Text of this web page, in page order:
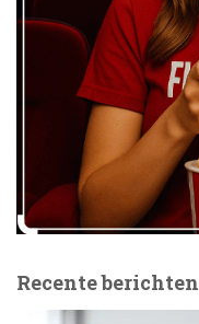
Recente berichten